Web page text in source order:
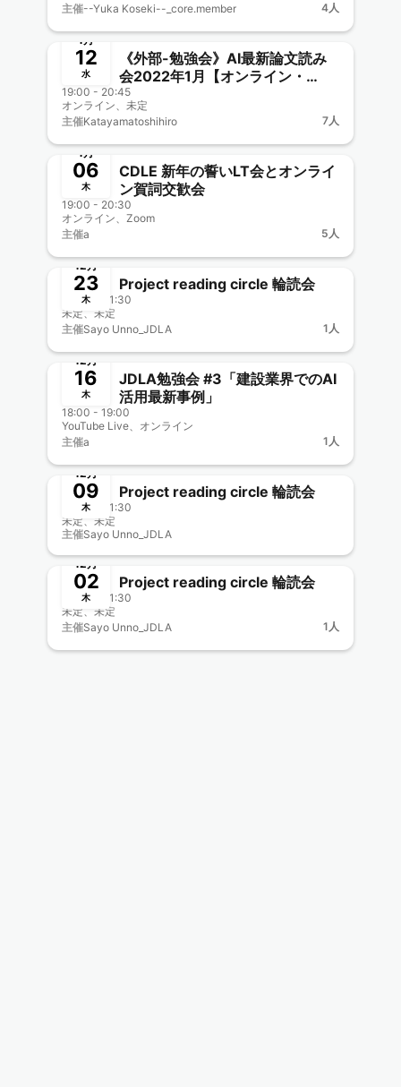
主催--Yuka Koseki--_core.member 4人
終了
1月
12
水
《外部-勉強会》AI最新論文読み
会2022年1月【オンライン・
Zoom配信】〜Arxivで直近1ヶ月
人気の論文まとめ
19:00 - 20:45
オンライン、未定
主催Katayamatoshihiro 7人
終了
1月
06
木
CDLE 新年の誓いLT会とオンライ
ン賀詞交歓会
19:00 - 20:30
オンライン、Zoom
主催a 5人
終了
12月
23
木
Project reading circle 輪読会
20:00 - 21:30
未定、未定
主催Sayo Unno_JDLA 1人
終了
12月
16
木
JDLA勉強会 #3「建設業界でのAI
活用最新事例」
18:00 - 19:00
YouTube Live、オンライン
主催a 1人
終了
12月
09
木
Project reading circle 輪読会
20:00 - 21:30
未定、未定
主催Sayo Unno_JDLA
終了
12月
02
木
Project reading circle 輪読会
20:00 - 21:30
未定、未定
主催Sayo Unno_JDLA 1人